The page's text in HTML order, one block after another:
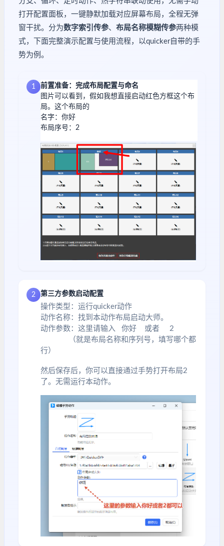
打开配置面板，一键静默加载对应屏幕布局，全程无弹
窗干扰。分为数字索引传参、 布局名称模糊传参两种模
式，下面完整演示配置与使用流程，以quicker自带的手
势为例。
1
前置准备：完成布局配置与命名
图片可以看到，假如我想直接启动红色方框这个布
局。这个布局的
名字：你好
布局序号：2
2 第三方参数启动配置
操作类型：运行quicker动作
动作名称：找到本动作布局启动大师。
动作参数：这里请输入 你好 或者 2
（就是布局名称和序列号，填写哪个都
行）
然后保存后，你可以直接通过手势打开布局2
了。无需运行本动作。